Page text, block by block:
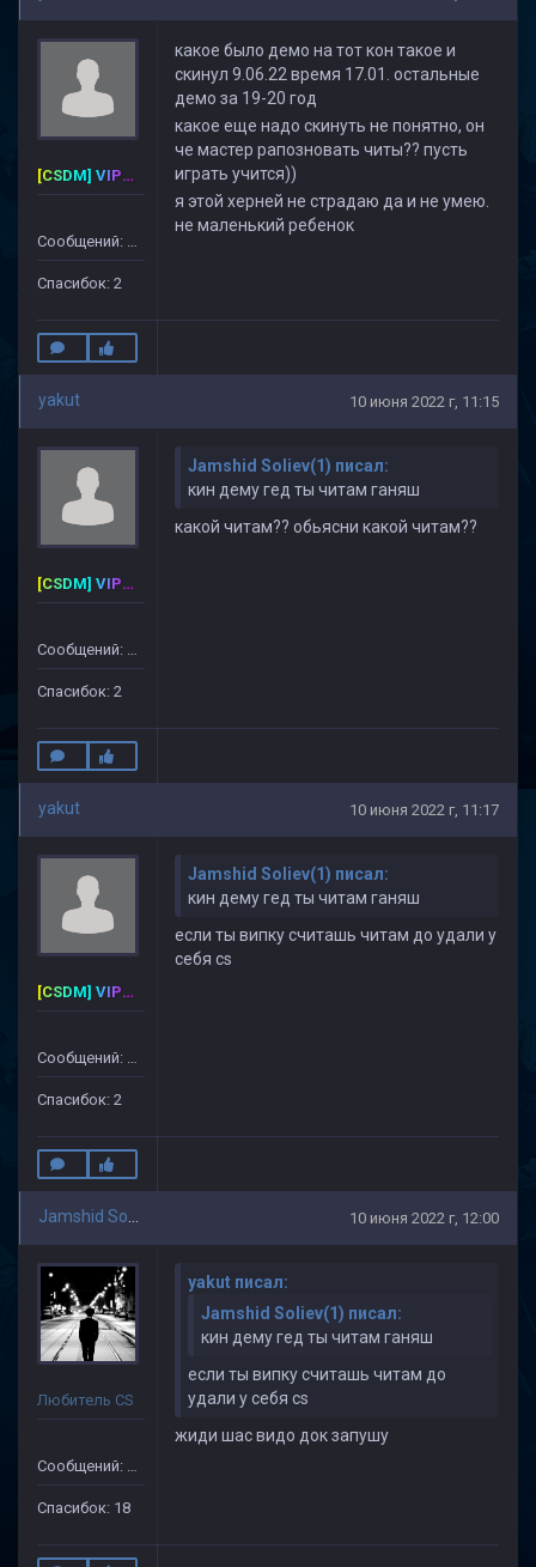
[CSDM] VIP-PREMIUM
Сообщений: 40
Спасибок: 2
какое было демо на тот кон такое и
скинул 9.06.22 время 17.01. остальные
демо за 19-20 год
какое еще надо скинуть не понятно, он
че мастер рапозновать читы?? пусть
играть учится))
я этой херней не страдаю да и не умею.
не маленький ребенок
yakut 10 июня 2022 г, 11:15
[CSDM] VIP-PREMIUM
Сообщений: 40
Спасибок: 2
Jamshid Soliev(1) писал:
кин дему гед ты читам ганяш
какой читам?? обьясни какой читам??
yakut 10 июня 2022 г, 11:17
[CSDM] VIP-PREMIUM
Сообщений: 40
Спасибок: 2
Jamshid Soliev(1) писал:
кин дему гед ты читам ганяш
если ты випку считашь читам до удали у
себя cs
10 июня 2022 г, 12:00
Любитель CS
Сообщений: 505
Спасибок: 18
yakut писал:
Jamshid Soliev(1) писал:
кин дему гед ты читам ганяш
если ты випку считашь читам до
удали у себя cs
жиди шас видо док запушу